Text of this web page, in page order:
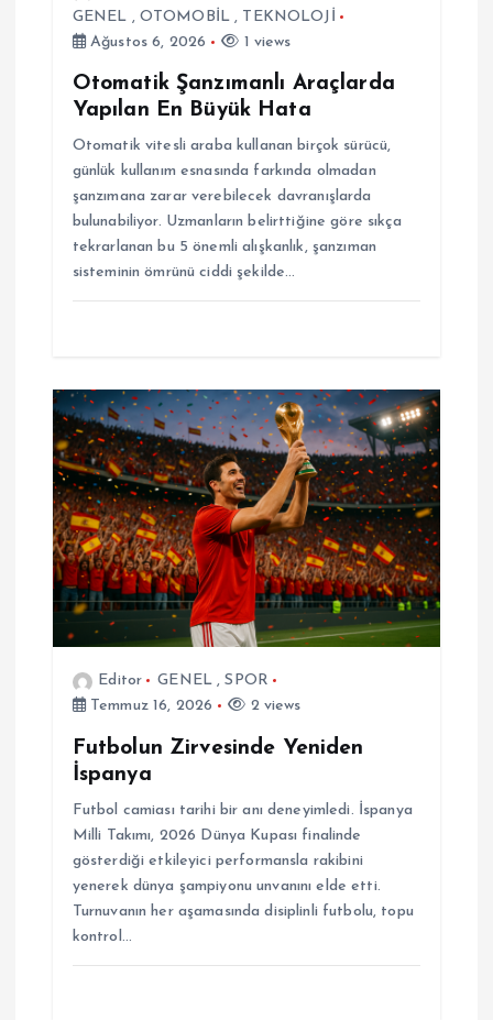
GENEL , OTOMOBİL , TEKNOLOJİ
Ağustos 6, 2026
1 views
Otomatik Şanzımanlı Araçlarda
Yapılan En Büyük Hata
Otomatik vitesli araba kullanan birçok sürücü,
günlük kullanım esnasında farkında olmadan
şanzımana zarar verebilecek davranışlarda
bulunabiliyor. Uzmanların belirttiğine göre sıkça
tekrarlanan bu 5 önemli alışkanlık, şanzıman
sisteminin ömrünü ciddi şekilde…
Editor GENEL,SPOR
Temmuz 16, 2026
2 views
Futbolun Zirvesinde Yeniden
İspanya
Futbol camiası tarihi bir anı deneyimledi. İspanya
Milli Takımı, 2026 Dünya Kupası finalinde
gösterdiği etkileyici performansla rakibini
yenerek dünya şampiyonu unvanını elde etti.
Turnuvanın her aşamasında disiplinli futbolu, topu
kontrol…